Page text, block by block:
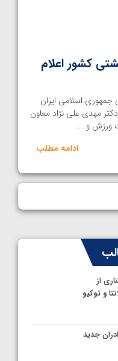
کشور اعلام
اسلامی ایران
ماه) توسط دکتر مهدی علی نژاد معاون
ورزش و ...
ادامه مطلب
از
و توکیو
جدید